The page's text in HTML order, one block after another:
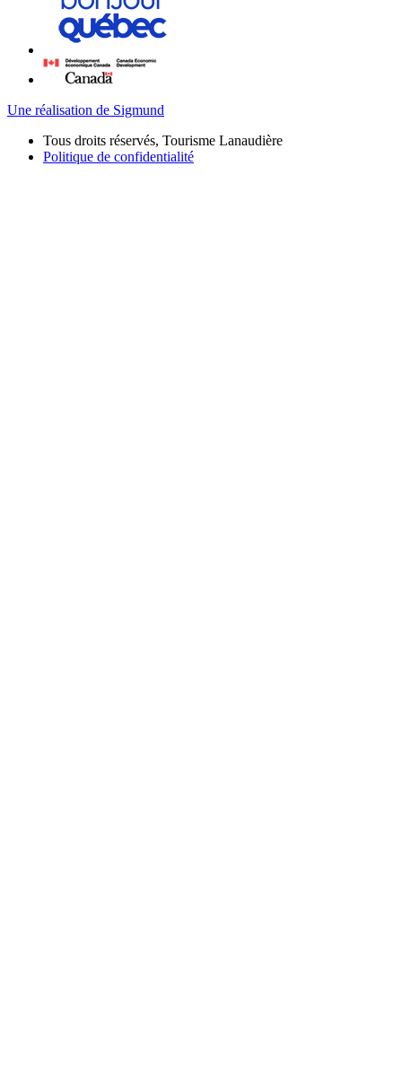
Une réalisation de Sigmund
Tous droits réservés, Tourisme Lanaudière
Politique de confidentialité